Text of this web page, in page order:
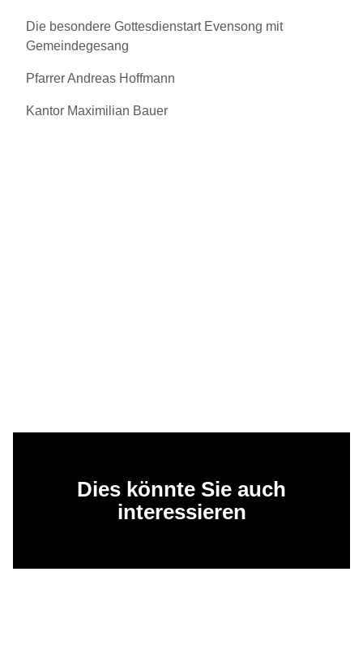
Die besondere Gottesdienstart Evensong mit
Gemeindegesang
Pfarrer Andreas Hoffmann
Kantor Maximilian Bauer
Dies könnte Sie auch
interessieren